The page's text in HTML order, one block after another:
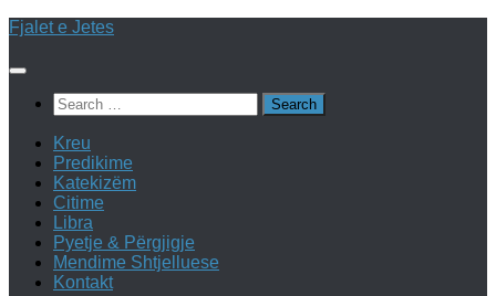
Skip
content
Fjalet e Jetes
Search
for:
Kreu
Predikime
Katekizëm
Citime
Libra
Pyetje & Përgjigje
Mendime Shtjelluese
Kontakt